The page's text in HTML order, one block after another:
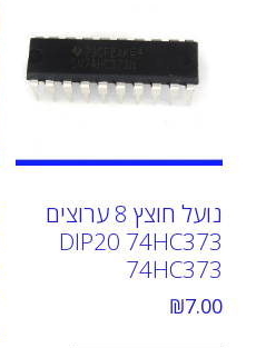
נועל חוצץ 8 ערוצים
DIP20 74HC373
74HC373
₪7.00